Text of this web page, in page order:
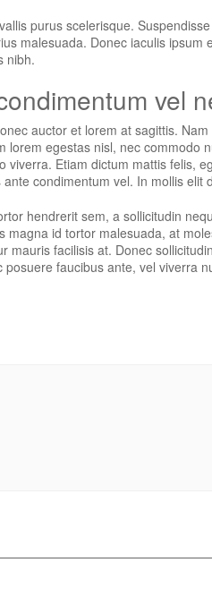
purus scelerisque.
malesuada. Donec iaculis
nibh.
vel
auctor et lorem at sagittis.
egestas nisl, nec
viverra. Etiam dictum mattis felis,
condimentum vel. In mollis elit
hendrerit sem, a sollicitudin
id tortor malesuada, at
mauris facilisis at. Donec
faucibus ante, vel